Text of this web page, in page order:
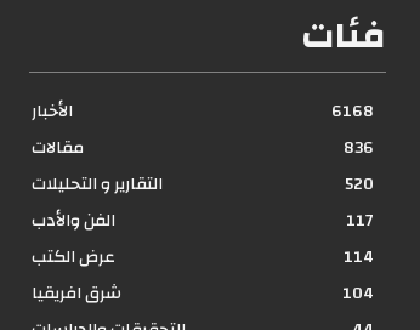
فئات
الأخبار
6168
مقالات
836
التقارير و التحليلات
520
الفن والأدب
117
عرض الكتب
114
شرق افريقيا
104